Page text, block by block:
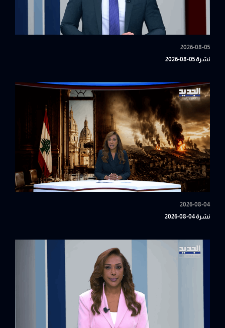
2026-08-05
نشرة 05-08-2026
2026-08-04
نشرة 04-08-2026